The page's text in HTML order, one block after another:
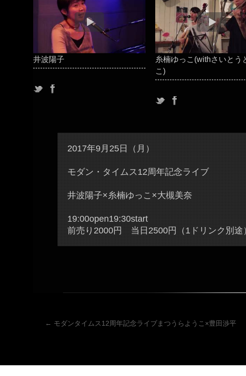
井波陽子
糸楠ゆっこ(withさいとう
こ)
2017年9月25日（月）
モダン・タイムス12周年記念ライブ
井波陽子×糸楠ゆっこ×大槻美奈
19:00open19:30start
前売り2000円 当日2500円（1ドリンク別途
投
← モダンタイムス12周年記念ライブまつうらようこ×豊田渉平